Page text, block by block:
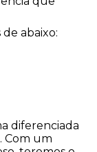
de abaixo:
diferenciada
Com um